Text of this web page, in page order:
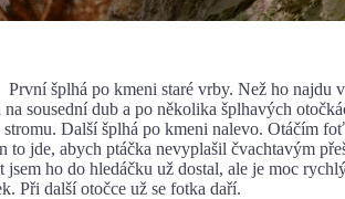
po kmeni staré vrby. Než ho najdu v
na sousední dub a po několika šplhavých
stromu. Další šplhá po kmeni nalevo. Otáčím
to jde, abych ptáčka nevyplašil čvachtavým
jsem ho do hledáčku už dostal, ale je moc
Při další otočce už se fotka daří.